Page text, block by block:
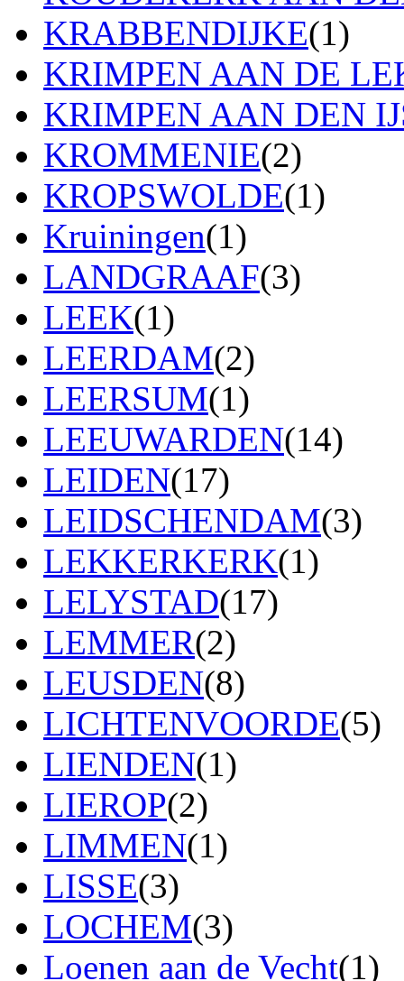
KRABBENDIJKE(1)
KRIMPEN AAN DE
KRIMPEN AAN DEN
KROMMENIE(2)
KROPSWOLDE(1)
Kruiningen(1)
LANDGRAAF(3)
LEEK(1)
LEERDAM(2)
LEERSUM(1)
LEEUWARDEN(14)
LEIDEN(17)
LEIDSCHENDAM(3)
LEKKERKERK(1)
LELYSTAD(17)
LEMMER(2)
LEUSDEN(8)
LICHTENVOORDE(5)
LIENDEN(1)
LIEROP(2)
LIMMEN(1)
LISSE(3)
LOCHEM(3)
Loenen aan de Vecht(1)